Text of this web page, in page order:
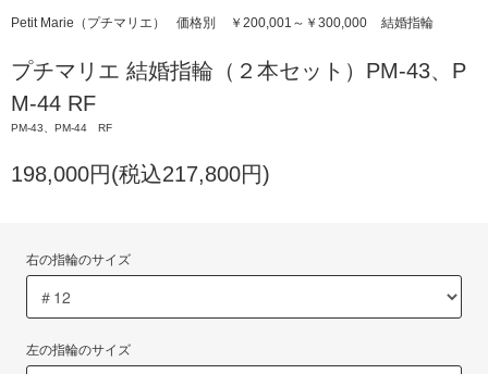
Petit Marie（プチマリエ） 価格別 ￥200,001～￥300,000 結婚指輪
プチマリエ 結婚指輪（２本セット）PM-43、P
M-44 RF
PM-43、PM-44 RF
198,000円(税込217,800円)
右の指輪のサイズ
左の指輪のサイズ